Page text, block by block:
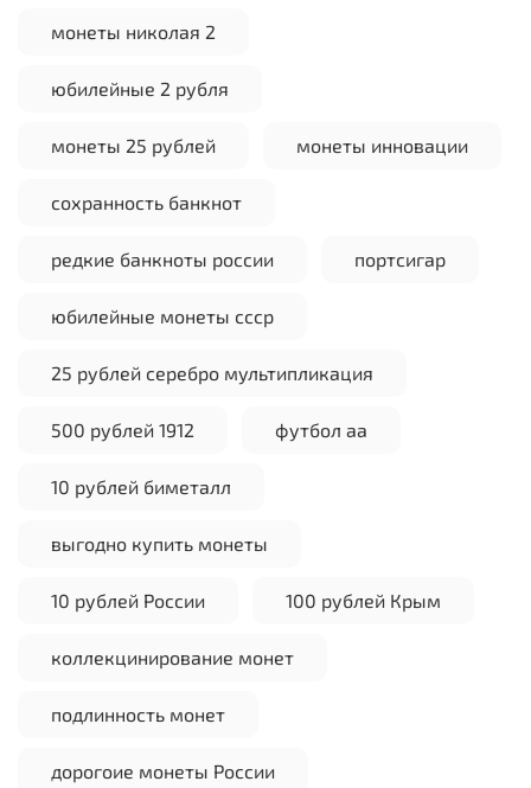
монеты николая 2
юбилейные 2 рубля
монеты 25 рублей монеты инновации
сохранность банкнот
редкие банкноты россии портсигар
юбилейные монеты ссср
25 рублей серебро мультипликация
500 рублей 1912 футбол аа
10 рублей биметалл
выгодно купить монеты
10 рублей России 100 рублей Крым
коллекцинирование монет
подлинность монет
дорогоие монеты России